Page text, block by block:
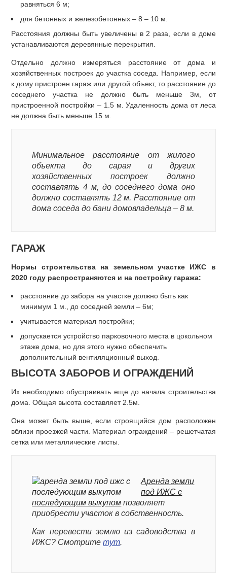
равняться 6 м;
для бетонных и железобетонных – 8 – 10 м.
Расстояния должны быть увеличены в 2 раза, если в доме
устанавливаются деревянные перекрытия.
Отдельно должно измеряться расстояние от дома и
хозяйственных построек до участка соседа. Например, если
к дому пристроен гараж или другой объект, то расстояние до
соседнего участка не должно быть меньше 3м, от
пристроенной постройки – 1.5 м. Удаленность дома от леса
не должна быть меньше 15 м.
Минимальное расстояние от жилого
объекта до сарая и других
хозяйственных построек должно
составлять 4 м, до соседнего дома оно
должно составлять 12 м. Расстояние от
дома соседа до бани домовладельца – 8 м.
ГАРАЖ
Нормы строительства на земельном участке ИЖС в
2020 году распространяются и на постройку гаража:
расстояние до забора на участке должно быть как
минимум 1 м., до соседней земли – 6м;
учитывается материал постройки;
допускается устройство парковочного места в цокольном
этаже дома, но для этого нужно обеспечить
дополнительный вентиляционный выход.
ВЫСОТА ЗАБОРОВ И ОГРАЖДЕНИЙ
Их необходимо обустраивать еще до начала строительства
дома. Общая высота составляет 2.5м.
Она может быть выше, если строящийся дом расположен
вблизи проезжей части. Материал ограждений – решетчатая
сетка или металлические листы.
Аренда земли
под ИЖС с
последующим выкупом позволяет
приобрести участок в собственность.
Как перевести землю из садоводства в
ИЖС? Смотритетут.